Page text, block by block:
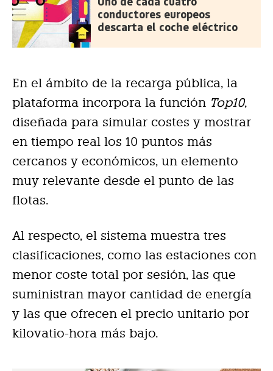
conductores europeos
descarta el coche eléctrico
En el ámbito de la recarga pública, la
plataforma incorpora la función Top10,
diseñada para simular costes y mostrar
en tiempo real los 10 puntos más
cercanos y económicos, un elemento
muy relevante desde el punto de las
flotas.
Al respecto, el sistema muestra tres
clasificaciones, como las estaciones con
menor coste total por sesión, las que
suministran mayor cantidad de energía
y las que ofrecen el precio unitario por
kilovatio-hora más bajo.